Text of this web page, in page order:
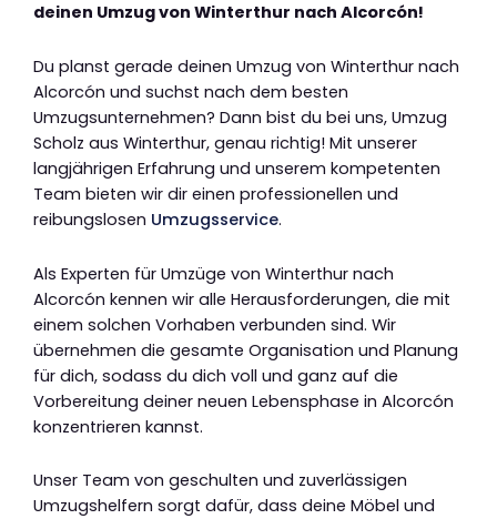
deinen Umzug von Winterthur nach Alcorcón!
Du planst gerade deinen Umzug von Winterthur nach
Alcorcón und suchst nach dem besten
Umzugsunternehmen? Dann bist du bei uns, Umzug
Scholz aus Winterthur, genau richtig! Mit unserer
langjährigen Erfahrung und unserem kompetenten
Team bieten wir dir einen professionellen und
reibungslosen Umzugsservice.
Als Experten für Umzüge von Winterthur nach
Alcorcón kennen wir alle Herausforderungen, die mit
einem solchen Vorhaben verbunden sind. Wir
übernehmen die gesamte Organisation und Planung
für dich, sodass du dich voll und ganz auf die
Vorbereitung deiner neuen Lebensphase in Alcorcón
konzentrieren kannst.
Unser Team von geschulten und zuverlässigen
Umzugshelfern sorgt dafür, dass deine Möbel und